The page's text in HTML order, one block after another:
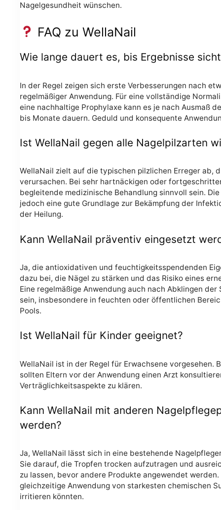
Nagelgesundheit wünschen.
FAQ zu WellaNail
Wie lange dauert es, bis Ergebnisse
In der Regel zeigen sich erste Verbesserungen nach
regelmäßiger Anwendung. Für eine vollständige
eine nachhaltige Prophylaxe kann es je nach Ausmaß
bis Monate dauern. Geduld und konsequente
Ist WellaNail gegen alle Nagelpilzarten
WellaNail zielt auf die typischen pilzlichen Erreger ab,
verursachen. Bei sehr hartnäckigen oder
begleitende medizinische Behandlung sinnvoll sein.
jedoch eine gute Grundlage zur Bekämpfung der
der Heilung.
Kann WellaNail präventiv eingesetzt
Ja, die antioxidativen und feuchtigkeitsspendenden
dazu bei, die Nägel zu stärken und das Risiko eines
Eine regelmäßige Anwendung auch nach Abklingen der
sein, insbesondere in feuchten oder öffentlichen
Pools.
Ist WellaNail für Kinder geeignet?
WellaNail ist in der Regel für Erwachsene vorgesehen.
sollten Eltern vor der Anwendung einen Arzt
Verträglichkeitsaspekte zu klären.
Kann WellaNail mit anderen
werden?
Ja, WellaNail lässt sich in eine bestehende
Sie darauf, die Tropfen trocken aufzutragen und
zu lassen, bevor andere Produkte angewendet
gleichzeitige Anwendung von starkesten chemischen
irritieren könnten.